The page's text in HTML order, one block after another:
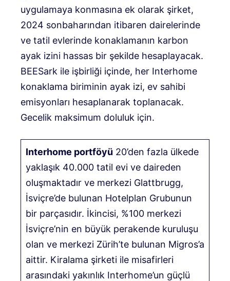
uygulamaya konmasına ek olarak şirket,
2024 sonbaharından itibaren dairelerinde
ve tatil evlerinde konaklamanın karbon
ayak izini hassas bir şekilde hesaplayacak.
BEESark ile işbirliği içinde, her Interhome
konaklama biriminin ayak izi, ev sahibi
emisyonları hesaplanarak toplanacak.
Gecelik maksimum doluluk için.
Interhome portföyü 20’den fazla ülkede
yaklaşık 40.000 tatil evi ve daireden
oluşmaktadır ve merkezi Glattbrugg,
İsviçre’de bulunan Hotelplan Grubunun
bir parçasıdır. İkincisi, %100 merkezi
İsviçre’nin en büyük perakende kuruluşu
olan ve merkezi Zürih’te bulunan Migros’a
aittir. Kiralama şirketi ile misafirleri
arasındaki yakınlık Interhome’un güçlü